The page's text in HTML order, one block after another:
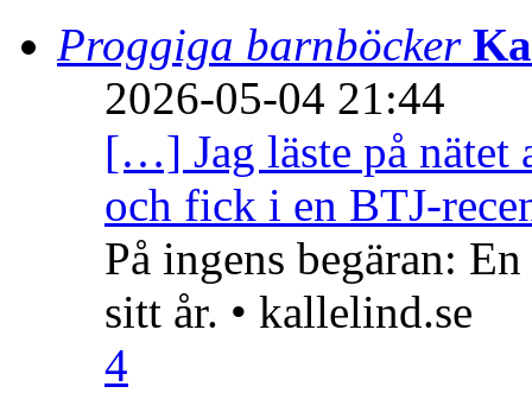
Proggiga barnböcker
2026-05-04 21:44
[…] Jag läste på nätet
och fick i en BTJ-
På ingens begäran:
sitt år. • kallelind.se
4